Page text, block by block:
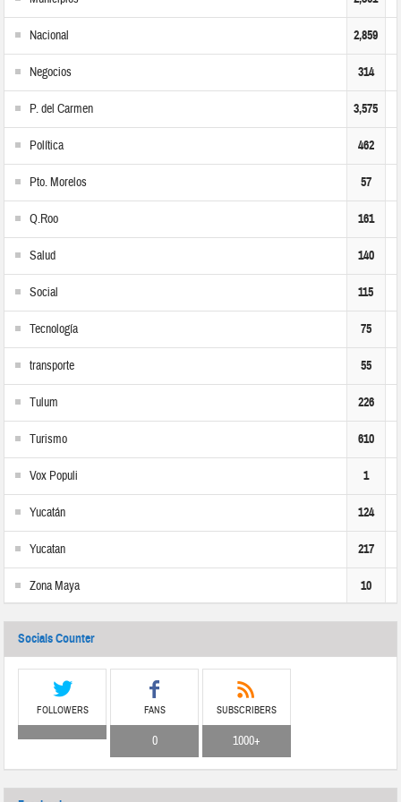
Nacional 2,859
Negocios 314
P. del Carmen 3,575
Política 462
Pto. Morelos 57
Q.Roo 161
Salud 140
Social 115
Tecnología 75
transporte 55
Tulum 226
Turismo 610
Vox Populi 1
Yucatán 124
Yucatan 217
Zona Maya 10
Socials Counter
FOLLOWERS FANS
0
SUBSCRIBERS
1000+